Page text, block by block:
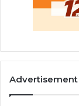
Advertisement